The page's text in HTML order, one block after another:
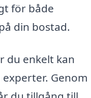
för både
din bostad.
du enkelt kan
Genom